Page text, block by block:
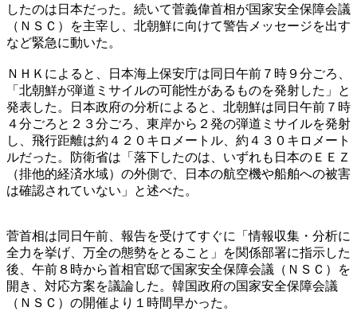
したのは日本だった。続いて菅義偉首相が国家安全保障会議
（ＮＳＣ）を主宰し、北朝鮮に向けて警告メッセージを出す
など緊急に動いた。
ＮＨＫによると、日本海上保安庁は同日午前７時９分ごろ、
「北朝鮮が弾道ミサイルの可能性があるものを発射した」と
発表した。日本政府の分析によると、北朝鮮は同日午前７時
４分ごろと２３分ごろ、東岸から２発の弾道ミサイルを発射
し、飛行距離は約４２０キロメートル、約４３０キロメート
ルだった。防衛省は「落下したのは、いずれも日本のＥＥＺ
（排他的経済水域）の外側で、日本の航空機や船舶への被害
は確認されていない」と述べた。
菅首相は同日午前、報告を受けてすぐに「情報収集・分析に
全力を挙げ、万全の態勢をとること」を関係部署に指示した
後、午前８時から首相官邸で国家安全保障会議（ＮＳＣ）を
開き、対応方案を議論した。韓国政府の国家安全保障会議
（ＮＳＣ）の開催より１時間早かった。